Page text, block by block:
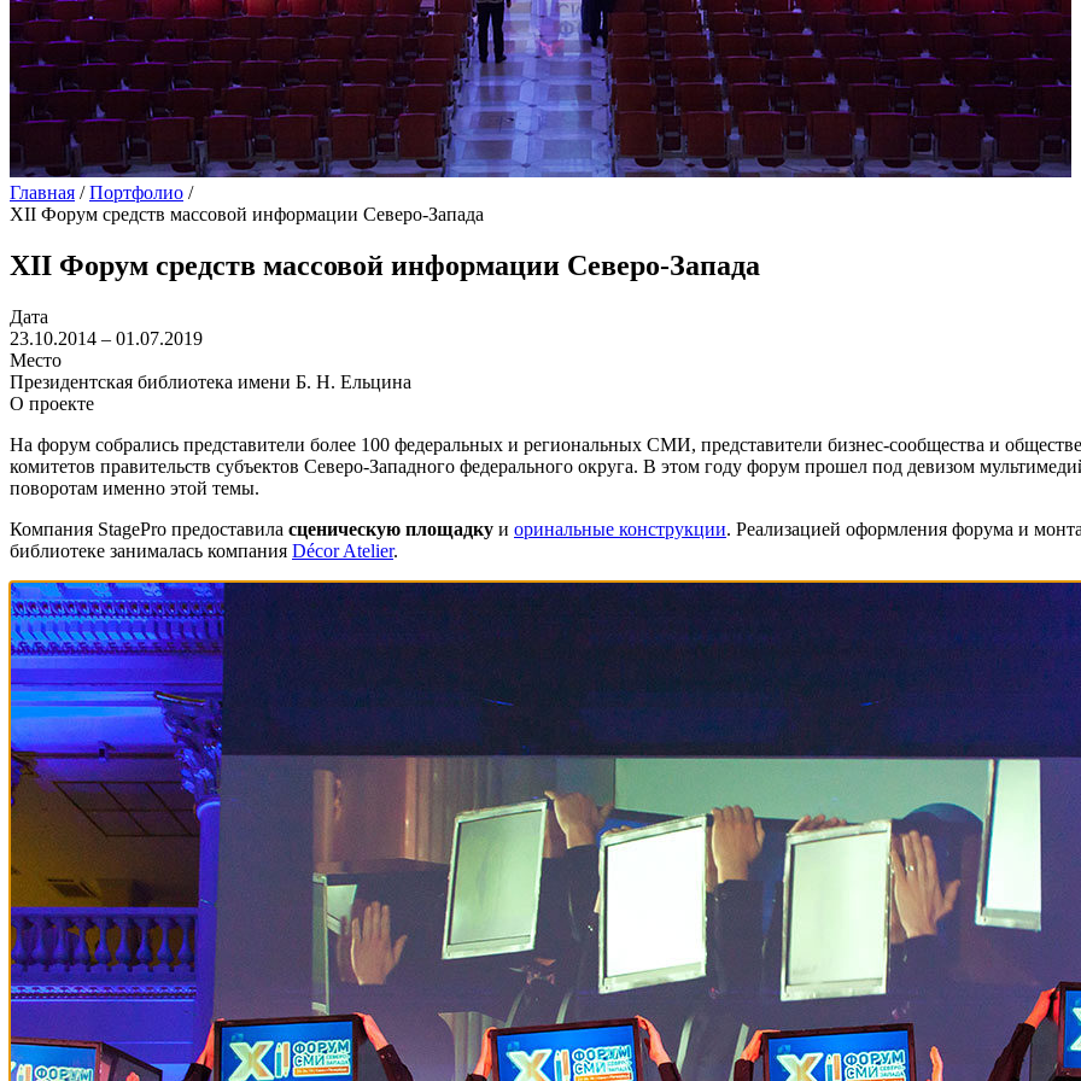
Главная / Портфолио /
XII Форум средств массовой информации Северо-Запада
XII Форум средств массовой информации Северо-Запада
Дата
23.10.2014 – 01.07.2019
Место
Президентская библиотека имени Б. Н. Ельцина
О проекте
На форум собрались представители более 100 федеральных и региональных СМИ, представители бизнес-сообщества и
комитетов правительств субъектов Северо-Западного федерального округа. В этом году форум прошел под девизом
поворотам именно этой темы.
Компания StagePro предоставила сценическую площадку и оринальные конструкции. Реализацией оформления форума и
библиотеке занималась компания Décor Atelier.